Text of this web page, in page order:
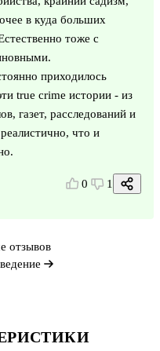
в куда больших
тоже с
приходилось
true crime истории - из
газет, расследований и
что и
0 1
отзывов